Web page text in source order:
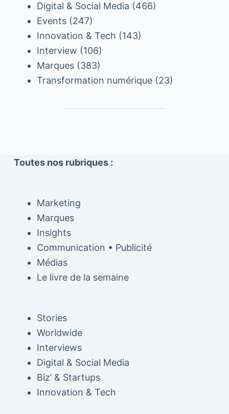
Digital & Social Media (466)
Events(247)
Innovation & Tech (143)
Interview (106)
Marques(383)
Transformation numérique(23)
Toutes nos rubriques :
Marketing
Marques
Insights
Communication • Publicité
Médias
Le livre de la semaine
Stories
Worldwide
Interviews
Digital & Social Media
Biz’ & Startups
Innovation & Tech